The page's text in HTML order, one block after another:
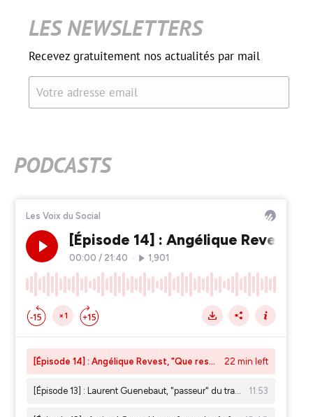
LES NEWSLETTERS
Recevez gratuitement nos actualités par mail
Votre adresse email
PODCASTS